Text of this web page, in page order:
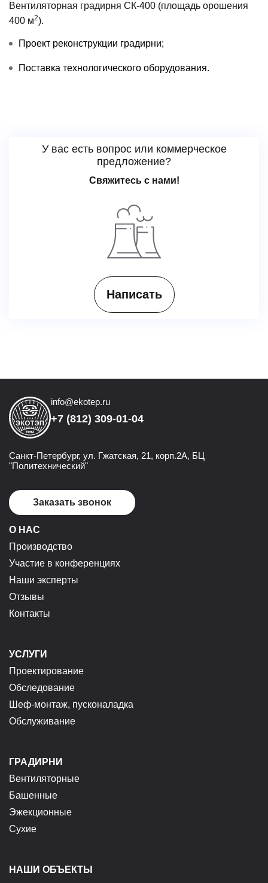
Вентиляторная градирня СК-400 (площадь орошения
400 м2).
Проект реконструкции градирни;
Поставка технологического оборудования.
У вас есть вопрос или коммерческое
предложение?
Свяжитесь с нами!
Написать
info@ekotep.ru
+7 (812) 309-01-04
Санкт-Петербург, ул. Гжатская, 21, корп.2А, БЦ
"Политехнический"
Заказать звонок
О НАС
Производство
Участие в конференциях
Наши эксперты
Отзывы
Контакты
УСЛУГИ
Проектирование
Обследование
Шеф-монтаж, пусконаладка
Обслуживание
ГРАДИРНИ
Вентиляторные
Башенные
Эжекционные
Сухие
НАШИ ОБЪЕКТЫ